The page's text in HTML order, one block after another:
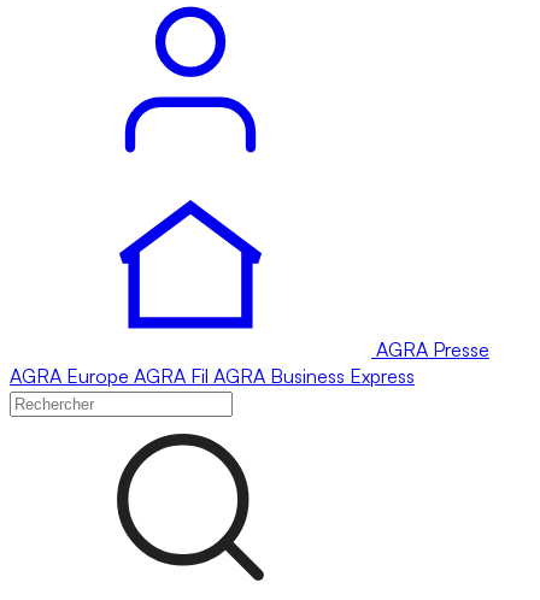
AGRA Presse
AGRA Europe AGRA Fil AGRA Business Express